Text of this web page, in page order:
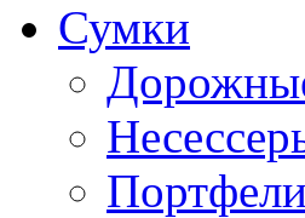
Сумки
Портфели